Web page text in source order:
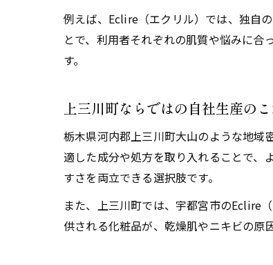
例えば、Eclire（エクリル）では、独自
とで、利用者それぞれの肌質や悩みに
す。
上三川町ならではの自社生産のこ
栃木県河内郡上三川町大山のような地域
適した成分や処方を取り入れることで、
すさを両立できる選択肢です。
また、上三川町では、宇都宮市のEclire
供される化粧品が、乾燥肌やニキビの原